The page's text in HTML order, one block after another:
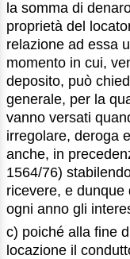
la somma di
proprietà del
relazione ad essa
momento in cui,
deposito, può
generale, per la
vanno versati
irregolare, deroga
anche, in
1564/76)
ricevere, e dunque
ogni anno gli
c) poiché alla fine
locazione il